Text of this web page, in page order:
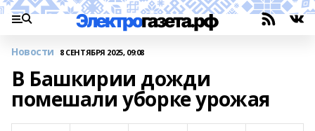
Новости 8 СЕНТЯБРЯ 2025, 09:08
В Башкирии дожди
помешали уборке урожая